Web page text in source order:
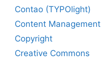
Contao (TYPOlight)
Content Management
Copyright
Creative Commons